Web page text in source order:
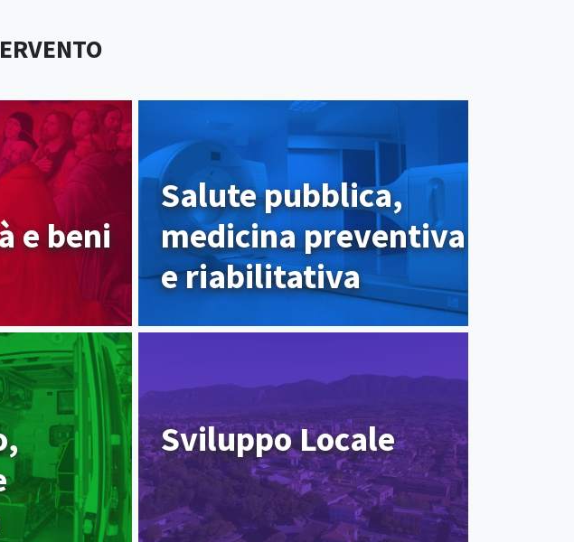
e beni
Salute pubblica,
medicina preventiva
e riabilitativa
Sviluppo Locale